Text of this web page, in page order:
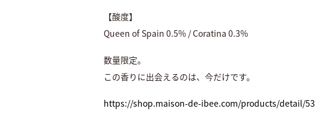
【酸度】
Queen of Spain 0.5% / Coratina 0.3%
数量限定。
この香りに出会えるのは、今だけです。
https://shop.maison-de-ibee.com/products/detail/53